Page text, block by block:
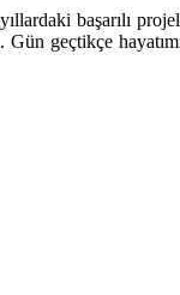
başarılı
Gün geçtikçe